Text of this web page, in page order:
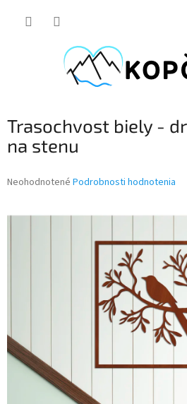
Trasochvost biely -
na stenu
Priemerné
Neohodnotené Podrobnosti hodnotenia